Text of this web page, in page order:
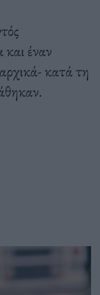
έναν
κατά τη